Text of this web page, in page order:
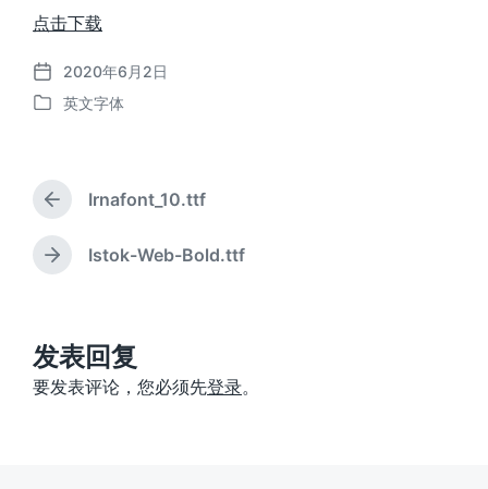
点击下载
发
布
2020年6月2日
发
英文字体
上
篇
文
章
Irnafont_10.ttf
下
：
Istok-Web-Bold.ttf
发表回复
要发表评论，您必须先登录。